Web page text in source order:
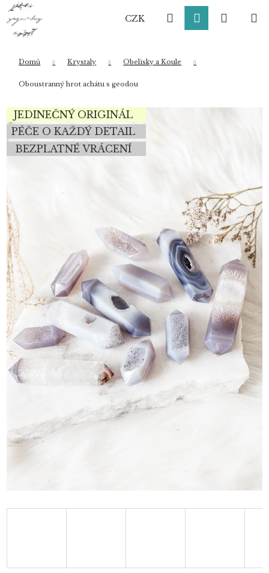
Přejít
obsah
CZK HledatPřihlášení
Domů Krystaly Obelisky a Koule
Oboustranný hrot achátu s geodou
JEDINEČNÝ ORIGINÁL
PÉČE O KAŽDÝ DETAIL
BEZPLATNÉ VRÁCENÍ
K
o
Zpět
Zpět
Co potřebujete najít?